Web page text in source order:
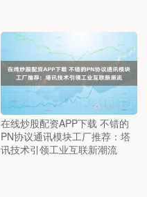
在线炒股配资APP下载 不错的
PN协议通讯模块工厂推荐：塔
讯技术引领工业互联新潮流